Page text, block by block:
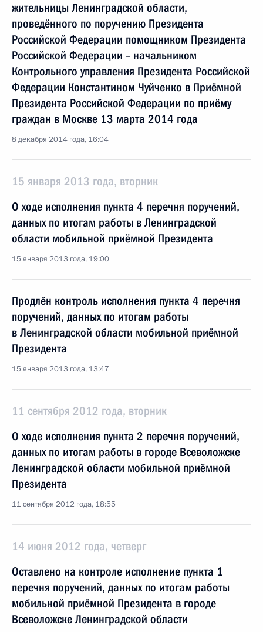
жительницы Ленинградской области,
проведённого по поручению Президента
Российской Федерации помощником Президента
Российской Федерации – начальником
Контрольного управления Президента Российской
Федерации Константином Чуйченко в Приёмной
Президента Российской Федерации по приёму
граждан в Москве 13 марта 2014 года
8 декабря 2014 года, 16:04
15 января 2013 года, вторник
О ходе исполнения пункта 4 перечня поручений,
данных по итогам работы в Ленинградской
области мобильной приёмной Президента
15 января 2013 года, 19:00
Продлён контроль исполнения пункта 4 перечня
поручений, данных по итогам работы
в Ленинградской области мобильной приёмной
Президента
15 января 2013 года, 13:47
11 сентября 2012 года, вторник
О ходе исполнения пункта 2 перечня поручений,
данных по итогам работы в городе Всеволожске
Ленинградской области мобильной приёмной
Президента
11 сентября 2012 года, 18:55
14 июня 2012 года, четверг
Оставлено на контроле исполнение пункта 1
перечня поручений, данных по итогам работы
мобильной приёмной Президента в городе
Всеволожске Ленинградской области